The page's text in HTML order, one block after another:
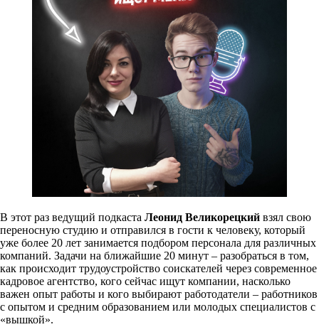
В этот раз ведущий подкаста Леонид Великорецкий взял свою
переносную студию и отправился в гости к человеку, который
уже более 20 лет занимается подбором персонала для различных
компаний. Задачи на ближайшие 20 минут – разобраться в том,
как происходит трудоустройство соискателей через современное
кадровое агентство, кого сейчас ищут компании, насколько
важен опыт работы и кого выбирают работодатели – работников
с опытом и средним образованием или молодых специалистов с
«вышкой».